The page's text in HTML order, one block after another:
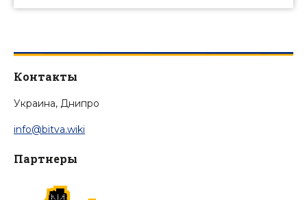
Контакты
Украина, Днипро
info@bitva.wiki
Партнеры